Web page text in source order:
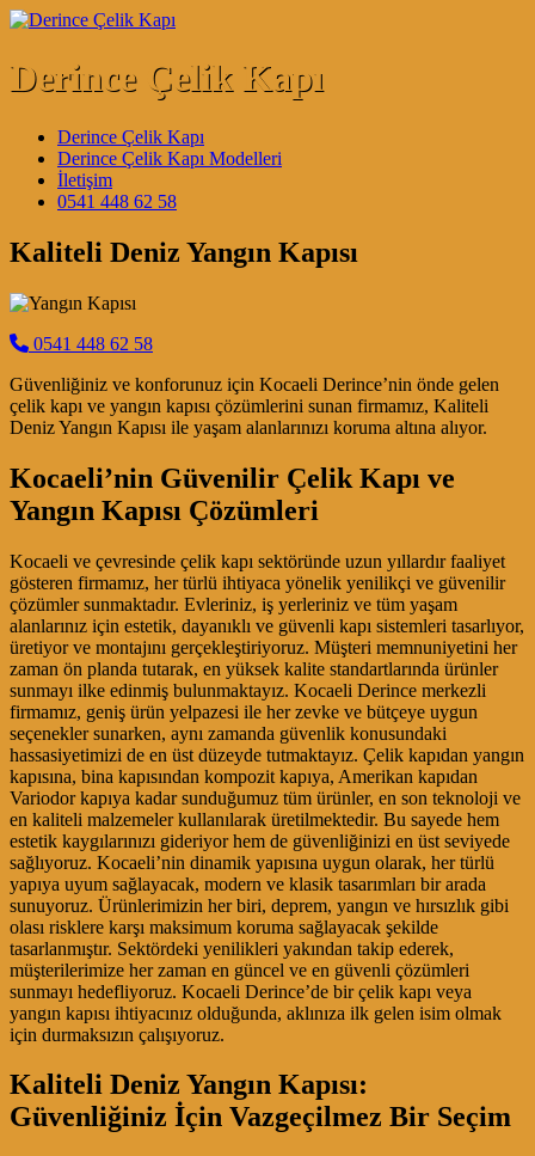
Skip to content
Derince Çelik Kapı
Main Navigation
Derince Çelik Kapı
Derince Çelik Kapı Modelleri
İletişim
0541 448 62 58
Kaliteli Deniz Yangın Kapısı
0541 448 62 58
Güvenliğiniz ve konforunuz için Kocaeli Derince’nin önde gelen
çelik kapı ve yangın kapısı çözümlerini sunan firmamız, Kaliteli
Deniz Yangın Kapısı ile yaşam alanlarınızı koruma altına alıyor.
Kocaeli’nin Güvenilir Çelik Kapı ve
Yangın Kapısı Çözümleri
Kocaeli ve çevresinde çelik kapı sektöründe uzun yıllardır faaliyet
gösteren firmamız, her türlü ihtiyaca yönelik yenilikçi ve güvenilir
çözümler sunmaktadır. Evleriniz, iş yerleriniz ve tüm yaşam
alanlarınız için estetik, dayanıklı ve güvenli kapı sistemleri tasarlıyor,
üretiyor ve montajını gerçekleştiriyoruz. Müşteri memnuniyetini her
zaman ön planda tutarak, en yüksek kalite standartlarında ürünler
sunmayı ilke edinmiş bulunmaktayız. Kocaeli Derince merkezli
firmamız, geniş ürün yelpazesi ile her zevke ve bütçeye uygun
seçenekler sunarken, aynı zamanda güvenlik konusundaki
hassasiyetimizi de en üst düzeyde tutmaktayız. Çelik kapıdan yangın
kapısına, bina kapısından kompozit kapıya, Amerikan kapıdan
Variodor kapıya kadar sunduğumuz tüm ürünler, en son teknoloji ve
en kaliteli malzemeler kullanılarak üretilmektedir. Bu sayede hem
estetik kaygılarınızı gideriyor hem de güvenliğinizi en üst seviyede
sağlıyoruz. Kocaeli’nin dinamik yapısına uygun olarak, her türlü
yapıya uyum sağlayacak, modern ve klasik tasarımları bir arada
sunuyoruz. Ürünlerimizin her biri, deprem, yangın ve hırsızlık gibi
olası risklere karşı maksimum koruma sağlayacak şekilde
tasarlanmıştır. Sektördeki yenilikleri yakından takip ederek,
müşterilerimize her zaman en güncel ve en güvenli çözümleri
sunmayı hedefliyoruz. Kocaeli Derince’de bir çelik kapı veya
yangın kapısı ihtiyacınız olduğunda, aklınıza ilk gelen isim olmak
için durmaksızın çalışıyoruz.
Kaliteli Deniz Yangın Kapısı:
Güvenliğiniz İçin Vazgeçilmez Bir Seçim